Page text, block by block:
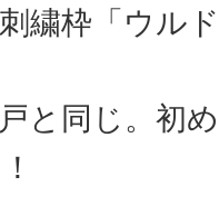
繍枠「ウル
と同じ。初